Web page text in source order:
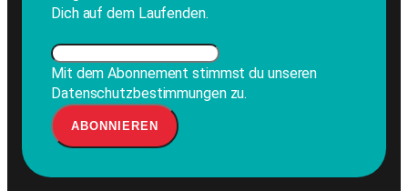
Dich auf dem Laufenden.
Mit dem Abonnement stimmst du unseren
Datenschutzbestimmungen zu.